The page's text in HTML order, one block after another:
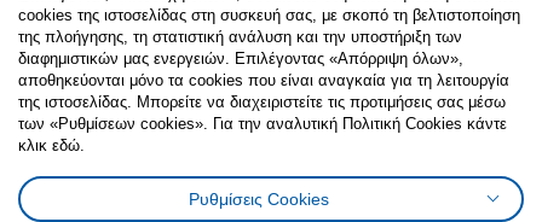
245 πόντους ανταμοιβής
294.282.66
Δείτε περισσότερα για το προϊόν στο ikea.gr
και αγοράστε το online
cookies της ιστοσελίδας στη συσκευή σας, με σκοπό τη βελτιστοποίηση
της πλοήγησης, τη στατιστική ανάλυση και την υποστήριξη των
διαφημιστικών μας ενεργειών. Επιλέγοντας «Απόρριψη όλων»,
αποθηκεύονται μόνο τα cookies που είναι αναγκαία για τη λειτουργία
της ιστοσελίδας. Μπορείτε να διαχειριστείτε τις προτιμήσεις σας μέσω
των «Ρυθμίσεων cookies». Για την αναλυτική Πολιτική Cookies κάντε
κλικ εδώ.
Ρυθμίσεις Cookies